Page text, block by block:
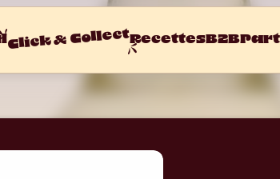
Click & CollectRecettesB2B